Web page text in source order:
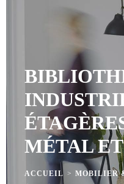
MÉTAL
ACCUEIL > MOBILIER